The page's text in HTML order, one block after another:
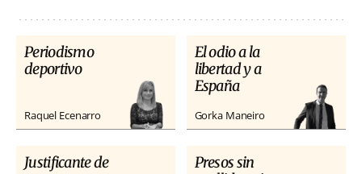
Periodismo
deportivo
Raquel Ecenarro
El odio a la
libertad y a
España
Gorka Maneiro
Justificante de
Presos sin